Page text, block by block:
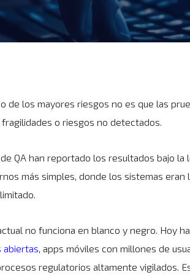
de los mayores riesgos no es que las
o riesgos no detectados.
QA han reportado los resultados bajo la
más simples, donde los sistemas
no funciona en blanco y negro. Hoy
abiertas , apps móviles con millones de
regulatorios altamente vigilados.